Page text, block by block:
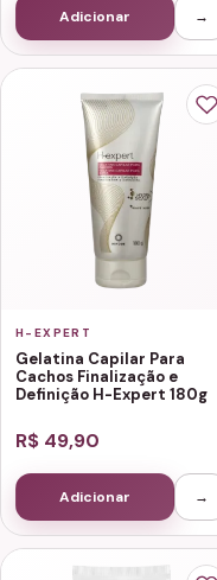
Adicionar →
H-EXPERT
Gelatina Capilar Para
Cachos Finalização e
Definição H-Expert 180g
R$ 49,90
Adicionar →